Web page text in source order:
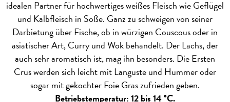
idealen Partner für hochwertiges weißes Fleisch wie Geflügel
und Kalbfleisch in Soße. Ganz zu schweigen von seiner
Darbietung über Fische, ob in würzigen Couscous oder in
asiatischer Art, Curry und Wok behandelt. Der Lachs, der
auch sehr aromatisch ist, mag ihn besonders. Die Ersten
Crus werden sich leicht mit Languste und Hummer oder
sogar mit gekochter Foie Gras zufrieden geben.
Betriebstemperatur: 12 bis 14 °C.